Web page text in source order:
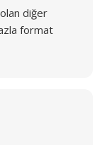
diğer
format